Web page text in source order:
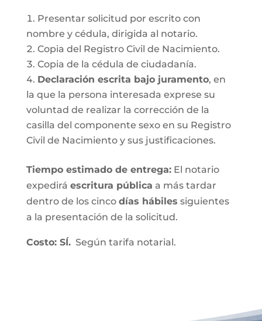
Presentar solicitud por escrito con
nombre y cédula, dirigida al notario.
Copia del Registro Civil de Nacimiento.
Copia de la cédula de ciudadanía.
Declaración escrita bajo juramento, en
la que la persona interesada exprese su
voluntad de realizar la corrección de la
casilla del componente sexo en su Registro
Civil de Nacimiento y sus justificaciones.
Tiempo estimado de entrega:El notario
expedirá escritura pública a más tardar
dentro de los cinco días hábiles siguientes
a la presentación de la solicitud.
Costo: SÍ.Según tarifa notarial.